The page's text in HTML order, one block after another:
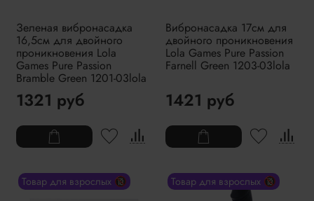
Зеленая вибронасадка
16,5см для двойного
проникновения Lola
Games Pure Passion
Bramble Green 1201-03lola
1321 руб
Вибронасадка 17см для
двойного проникновения
Lola Games Pure Passion
Farnell Green 1203-03lola
1421 руб
Товар для взрослых 🔞 Товар для взрослых 🔞